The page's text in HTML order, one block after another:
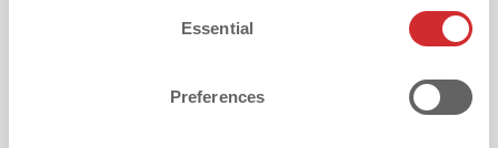
Essential
Preferences
per durare e resistere a lavaggi ripetuti,